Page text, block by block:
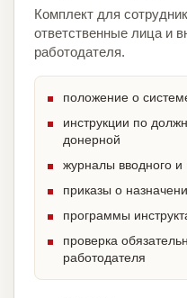
Комплект для
ответственные лица и
работодателя.
положение о
инструкции по
донерной
журналы вводного и
приказы о
программы
проверка
работодателя